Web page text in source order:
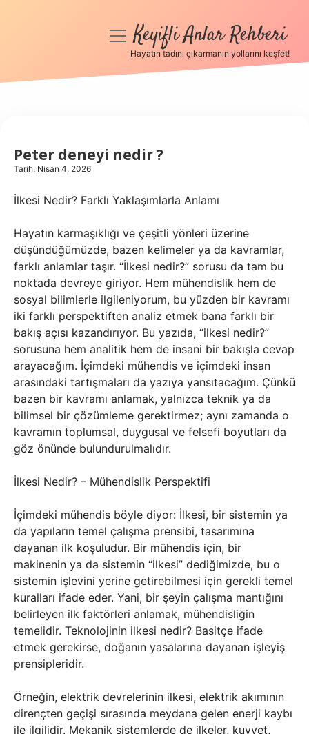
Anasayfa
Hakkımızda
menüyüKeyifli Anlar Rehberi
Hayatın tadını çıkarmanın yollarını keşfet!
Peter deneyi nedir ?
Tarih: Nisan 4, 2026
İlkesi Nedir? Farklı Yaklaşımlarla Anlamı
Hayatın karmaşıklığı ve çeşitli yönleri üzerine
düşündüğümüzde, bazen kelimeler ya da kavramlar,
farklı anlamlar taşır. “İlkesi nedir?” sorusu da tam bu
noktada devreye giriyor. Hem mühendislik hem de
sosyal bilimlerle ilgileniyorum, bu yüzden bir kavramı
iki farklı perspektiften analiz etmek bana farklı bir
bakış açısı kazandırıyor. Bu yazıda, “ilkesi nedir?”
sorusuna hem analitik hem de insani bir bakışla cevap
arayacağım. İçimdeki mühendis ve içimdeki insan
arasındaki tartışmaları da yazıya yansıtacağım. Çünkü
bazen bir kavramı anlamak, yalnızca teknik ya da
bilimsel bir çözümleme gerektirmez; aynı zamanda o
kavramın toplumsal, duygusal ve felsefi boyutları da
göz önünde bulundurulmalıdır.
İlkesi Nedir? – Mühendislik Perspektifi
İçimdeki mühendis böyle diyor: İlkesi, bir sistemin ya
da yapıların temel çalışma prensibi, tasarımına
dayanan ilk koşuludur. Bir mühendis için, bir
makinenin ya da sistemin “ilkesi” dediğimizde, bu o
sistemin işlevini yerine getirebilmesi için gerekli temel
kuralları ifade eder. Yani, bir şeyin çalışma mantığını
belirleyen ilk faktörleri anlamak, mühendisliğin
temelidir. Teknolojinin ilkesi nedir? Basitçe ifade
etmek gerekirse, doğanın yasalarına dayanan işleyiş
prensipleridir.
Örneğin, elektrik devrelerinin ilkesi, elektrik akımının
dirençten geçişi sırasında meydana gelen enerji kaybı
ile ilgilidir. Mekanik sistemlerde de ilkeler, kuvvet,